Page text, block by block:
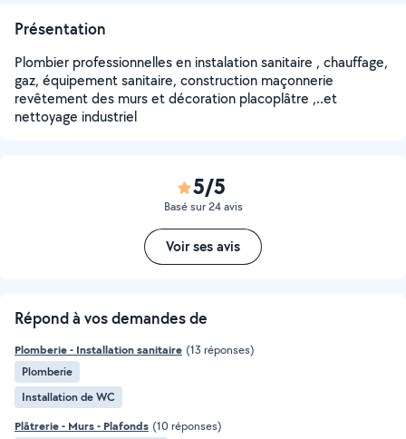
Présentation
Plombier professionnelles en instalation sanitaire , chauffage,
gaz, équipement sanitaire, construction maçonnerie
revêtement des murs et décoration placoplâtre ,..et
nettoyage industriel
5/5
Basé sur 24 avis
Voir ses avis
Répond à vos demandes de
Plomberie - Installation sanitaire (13 réponses)
Plomberie
Installation de WC
Plâtrerie - Murs - Plafonds (10 réponses)